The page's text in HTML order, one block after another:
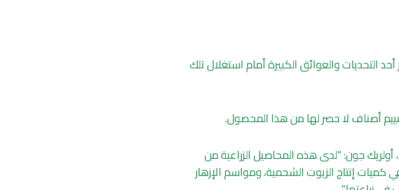
أحد التحديات والعوائق الكبيرة أمام استغلال تلك
أصناف لا حصر لها من هذا المحصول.
أولريك جون: “لدى هذه المحاصيل الزراعية من
كميات إنتاج الزيوت الشحمية، ومواسم الإزهار